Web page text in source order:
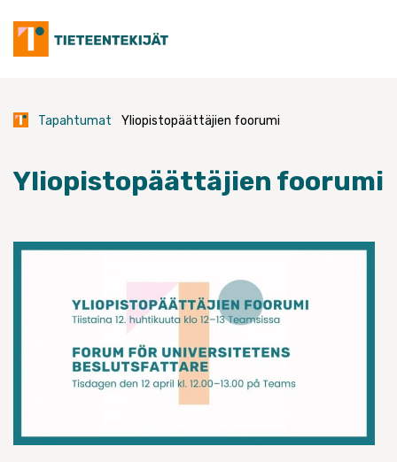
content
Tapahtumat Yliopistopäättäjien foorumi
Yliopistopäättäjien foorumi